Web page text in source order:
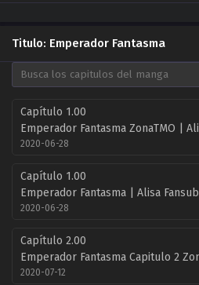
Titulo: Emperador Fantasma
Capítulo 1.00
Emperador Fantasma ZonaTMO |
2020-06-28
Capítulo 1.00
Emperador Fantasma | Alisa Fansub
2020-06-28
Capítulo 2.00
2020-07-12